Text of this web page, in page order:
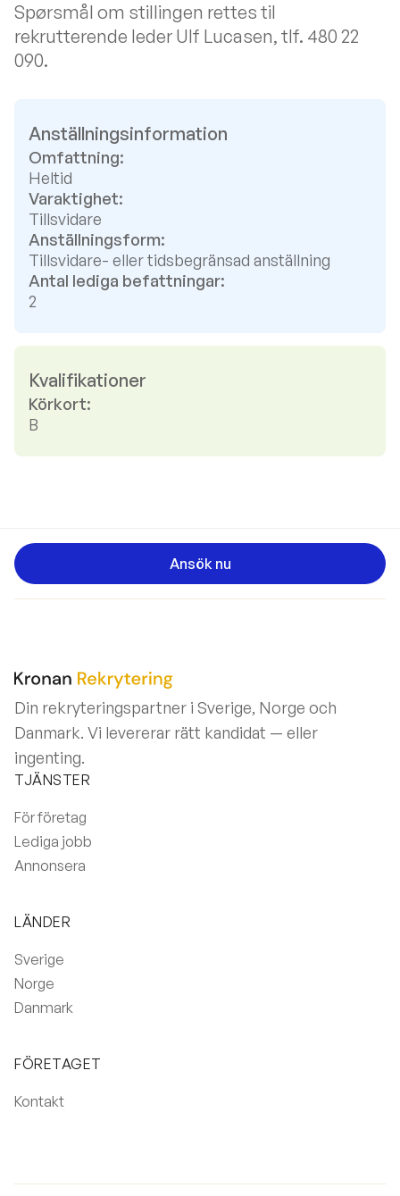
Spørsmål om stillingen rettes til
rekrutterende leder Ulf Lucasen, tlf. 480 22
090.
Anställningsinformation
Omfattning:
Heltid
Varaktighet:
Tillsvidare
Anställningsform:
Tillsvidare- eller tidsbegränsad anställning
Antal lediga befattningar:
2
Kvalifikationer
Körkort:
B
Ansök nu
Din rekryteringspartner i Sverige, Norge och
Danmark. Vi levererar rätt kandidat — eller
ingenting.
TJÄNSTER
För företag
Lediga jobb
Annonsera
LÄNDER
Sverige
Norge
Danmark
FÖRETAGET
Kontakt